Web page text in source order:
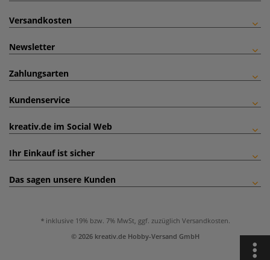
Versandkosten
Newsletter
Zahlungsarten
Kundenservice
kreativ.de im Social Web
Ihr Einkauf ist sicher
Das sagen unsere Kunden
inklusive 19% bzw. 7% MwSt, ggf. zuzüglich Versandkosten.
© 2026 kreativ.de Hobby-Versand GmbH